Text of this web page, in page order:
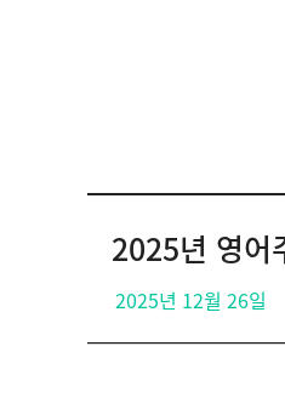
2025년 영
2025년 12월 26일